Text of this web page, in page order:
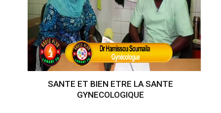
SANTE ET BIEN ETRE LA SANTE
GYNECOLOGIQUE